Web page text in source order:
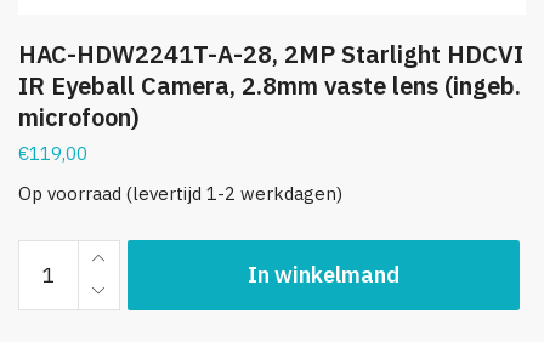
HAC-HDW2241T-A-28, 2MP Starlight HDCVI
IR Eyeball Camera, 2.8mm vaste lens (ingeb.
microfoon)
€119,00
Op voorraad (levertijd 1-2 werkdagen)
HDW2241T-
A-
In winkelmand